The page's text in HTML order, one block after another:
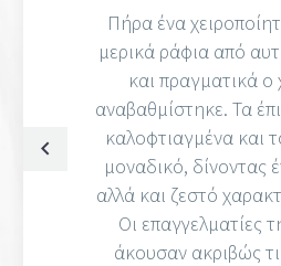
Πήρα ένα
μερικά ράφια από
και πραγματικά
αναβαθμίστηκε. Τα
καλοφτιαγμένα και
μοναδικό, δίνοντας
αλλά και ζεστό
Οι επαγγελματίες
άκουσαν ακριβώς